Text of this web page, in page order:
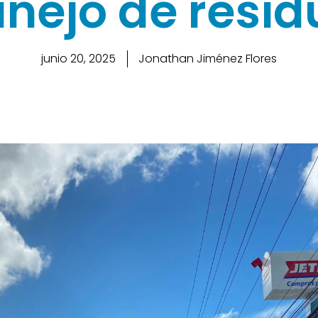
junio 20, 2025 Jonathan Jiménez Flores